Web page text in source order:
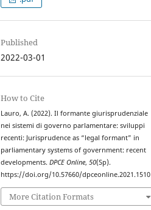
Published
2022-03-01
How to Cite
Lauro, A. (2022). Il formante giurisprudenziale
nei sistemi di governo parlamentare: sviluppi
recenti: Jurisprudence as “legal formant” in
parliamentary systems of government: recent
developments.DPCE Online,50(Sp).
https://doi.org/10.57660/dpceonline.2021.1510
More Citation Formats